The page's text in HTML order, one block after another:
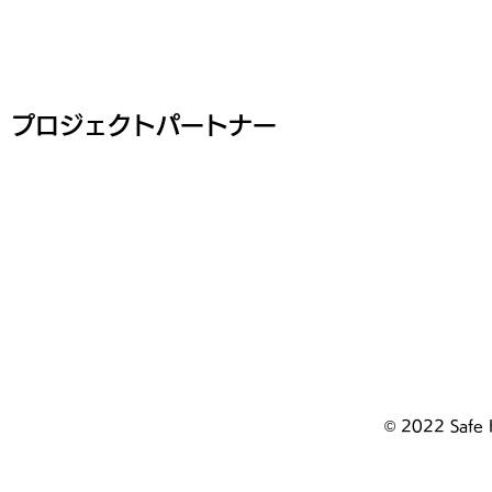
プロジェクトパートナー
© 2022 Safe